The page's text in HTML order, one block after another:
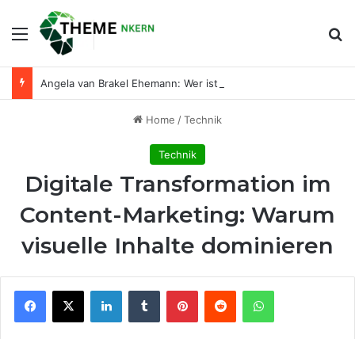
Menu
Home /Technik
Technik
Digitale Transformation im
Content-Marketing: Warum
visuelle Inhalte dominieren
Facebook
X LinkedInTumblr PinterestReddit WhatsApp